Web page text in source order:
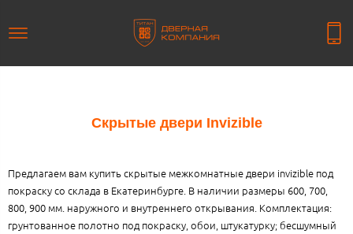
Скрытые двери Invizible
Предлагаем вам купить скрытые межкомнатные двери invizible под
покраску со склада в Екатеринбурге. В наличии размеры 600, 700,
800, 900 мм. наружного и внутреннего открывания. Комплектация:
грунтованное полотно под покраску, обои, штукатурку; бесшумный